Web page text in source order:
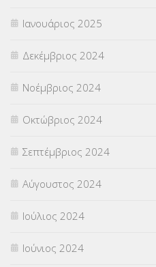
Ιανουάριος 2025
Δεκέμβριος 2024
Νοέμβριος 2024
Οκτώβριος 2024
Σεπτέμβριος 2024
Αύγουστος 2024
Ιούλιος 2024
Ιούνιος 2024